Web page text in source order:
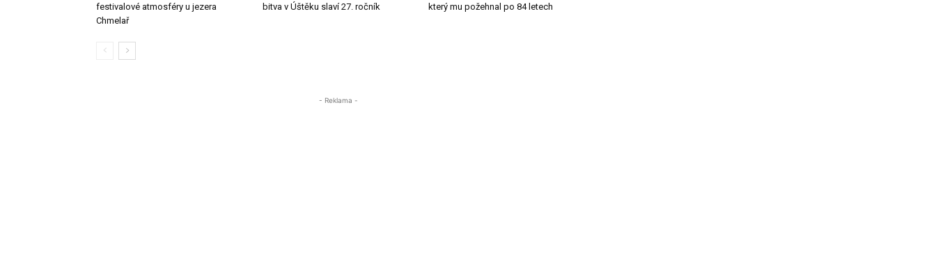
festivalové atmosféry u jezera
Chmelař
bitva v Úštěku slaví 27. ročník
který mu požehnal po 84 letech
- Reklama -